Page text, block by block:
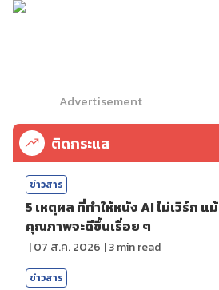
Advertisement
ติดกระแส
ข่าวสาร
5 เหตุผล ที่ทำให้หนัง AI ไม่เวิร์ก แม้
คุณภาพจะดีขึ้นเรื่อย ๆ
|07 ส.ค. 2026 |3min read
ข่าวสาร